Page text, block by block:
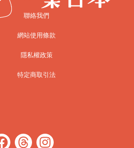
聯絡我們
網站使用條款
隱私權政策
特定商取引法